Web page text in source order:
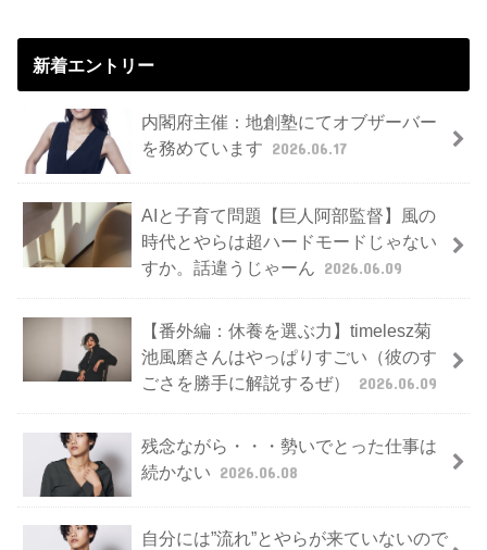
新着エントリー
内閣府主催：地創塾にてオブザーバー
を務めています 2026.06.17
AIと子育て問題【巨人阿部監督】風の
時代とやらは超ハードモードじゃない
すか。話違うじゃーん 2026.06.09
【番外編：休養を選ぶ力】timelesz菊
池風磨さんはやっぱりすごい（彼のす
ごさを勝手に解説するぜ）
2026.06.09
残念ながら・・・勢いでとった仕事は
続かない 2026.06.08
自分には”流れ”とやらが来ていないので